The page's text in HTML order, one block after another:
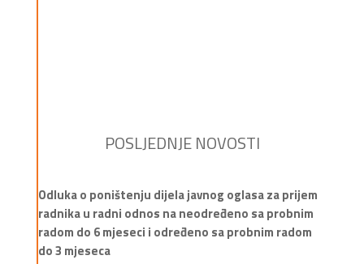
POSLJEDNJE NOVOSTI
Odluka o poništenju dijela javnog oglasa za prijem
radnika u radni odnos na neodređeno sa probnim
radom do 6 mjeseci i određeno sa probnim radom
do 3 mjeseca